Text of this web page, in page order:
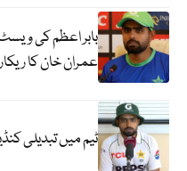
بابر اعظم کی ویسٹ
عمران خان کا ریکارڈ
ٹیم میں تبدیلی